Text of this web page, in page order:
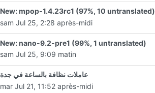
New: mpop-1.4.23rc1 (97%, 10 untranslated)
sam Jul 25, 2:28 après-midi
New: nano-9.2-pre1 (99%, 1 untranslated)
sam Jul 25, 9:09 matin
عاملات نظافة بالساعة في جدة
mar Jul 21, 11:52 après-midi